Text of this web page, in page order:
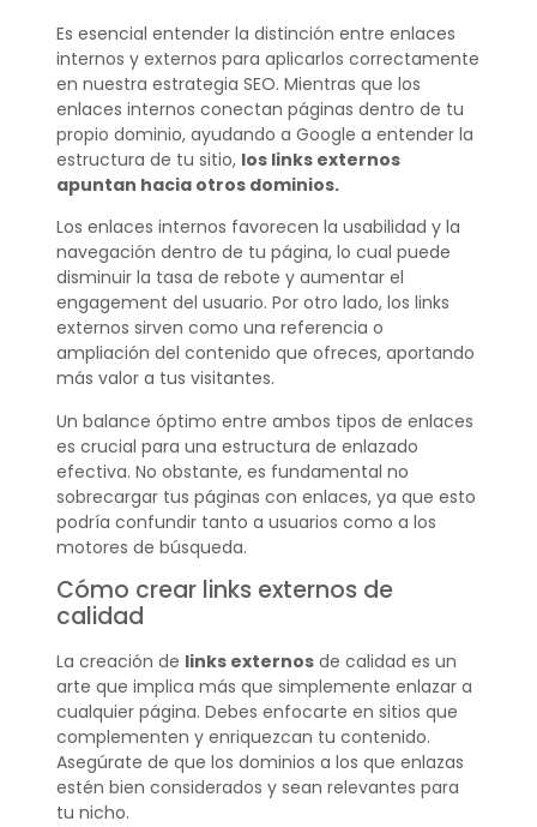
Es esencial entender la distinción entre enlaces
internos y externos para aplicarlos correctamente
en nuestra estrategia SEO. Mientras que los
enlaces internos conectan páginas dentro de tu
propio dominio, ayudando a Google a entender la
estructura de tu sitio, los links externos
apuntan hacia otros dominios.
Los enlaces internos favorecen la usabilidad y la
navegación dentro de tu página, lo cual puede
disminuir la tasa de rebote y aumentar el
engagement del usuario. Por otro lado, los links
externos sirven como una referencia o
ampliación del contenido que ofreces, aportando
más valor a tus visitantes.
Un balance óptimo entre ambos tipos de enlaces
es crucial para una estructura de enlazado
efectiva. No obstante, es fundamental no
sobrecargar tus páginas con enlaces, ya que esto
podría confundir tanto a usuarios como a los
motores de búsqueda.
Cómo crear links externos de
calidad
La creación de links externosde calidad es un
arte que implica más que simplemente enlazar a
cualquier página. Debes enfocarte en sitios que
complementen y enriquezcan tu contenido.
Asegúrate de que los dominios a los que enlazas
estén bien considerados y sean relevantes para
tu nicho.